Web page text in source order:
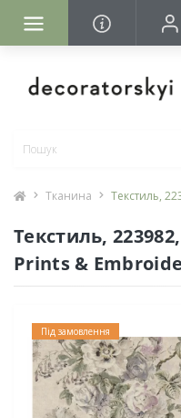
Тканина Текстиль,
Текстиль,
Prints &
Під замовлення